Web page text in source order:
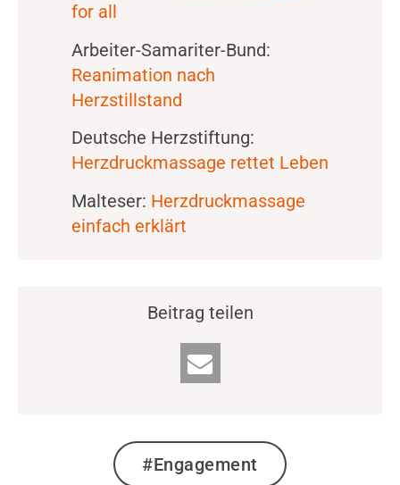
for all
Arbeiter-Samariter-Bund:
Reanimation nach
Herzstillstand
Deutsche Herzstiftung:
Herzdruckmassage rettet Leben
Malteser: Herzdruckmassage
einfach erklärt
Beitrag teilen
#Engagement